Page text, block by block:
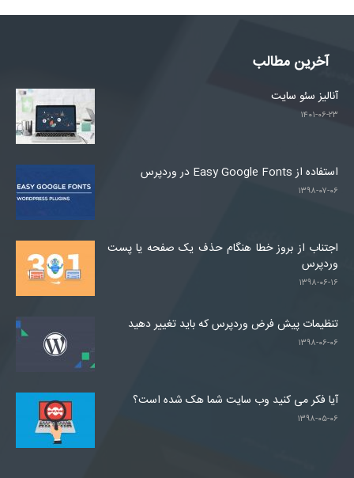
آخرین مطالب
آنالیز سئو سایت
۱۴۰۱-۰۶-۲۳
استفاده از Easy Google Fonts در وردپرس
۱۳۹۸-۰۷-۰۶
اجتناب از بروز خطا هنگام حذف یک صفحه یا پست
وردپرس
۱۳۹۸-۰۶-۱۶
تنظیمات پیش فرض وردپرس که باید تغییر دهید
۱۳۹۸-۰۶-۰۶
آیا فکر می کنید وب سایت شما هک شده است؟
۱۳۹۸-۰۵-۰۶